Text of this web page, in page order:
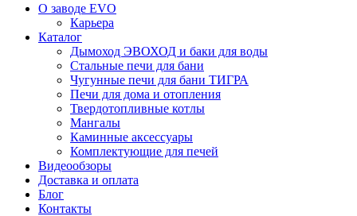
О заводе EVO
Карьера
Каталог
Дымоход ЭВОХОД и баки для воды
Стальные печи для бани
Чугунные печи для бани ТИГРА
Печи для дома и отопления
Твердотопливные котлы
Мангалы
Каминные аксессуары
Комплектующие для печей
Видеообзоры
Доставка и оплата
Блог
Контакты